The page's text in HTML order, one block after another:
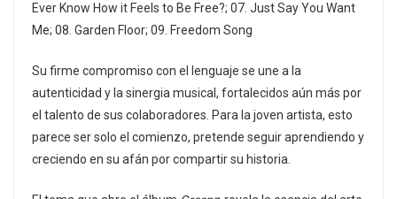
Ever Know How it Feels to Be Free?; 07. Just Say You Want
Me; 08. Garden Floor; 09. Freedom Song
Su firme compromiso con el lenguaje se une a la
autenticidad y la sinergia musical, fortalecidos aún más por
el talento de sus colaboradores. Para la joven artista, esto
parece ser solo el comienzo, pretende seguir aprendiendo y
creciendo en su afán por compartir su historia.